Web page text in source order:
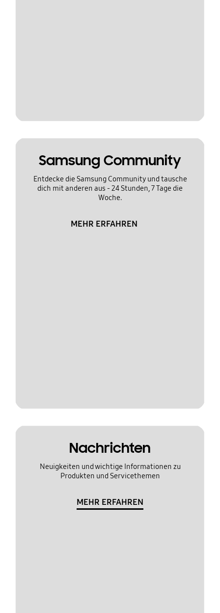
Samsung Community
Entdecke die Samsung Community und tausche
dich mit anderen aus - 24 Stunden, 7 Tage die
Woche.
MEHR ERFAHREN
Nachrichten
Neuigkeiten und wichtige Informationen zu
Produkten und Servicethemen
MEHR ERFAHREN